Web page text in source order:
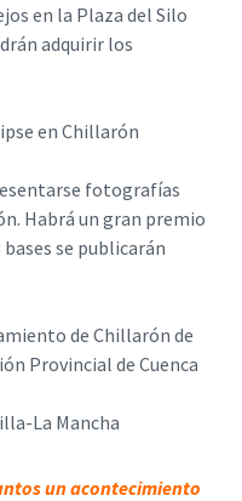
en la Plaza del Silo
adquirir los
en Chillarón
fotografías
Habrá un gran premio
se publicarán
de Chillarón de
Provincial de Cuenca
La Mancha
un acontecimiento